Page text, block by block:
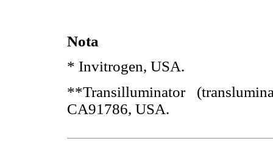
Nota
* Invitrogen, USA.
**Transilluminator
CA91786, USA.